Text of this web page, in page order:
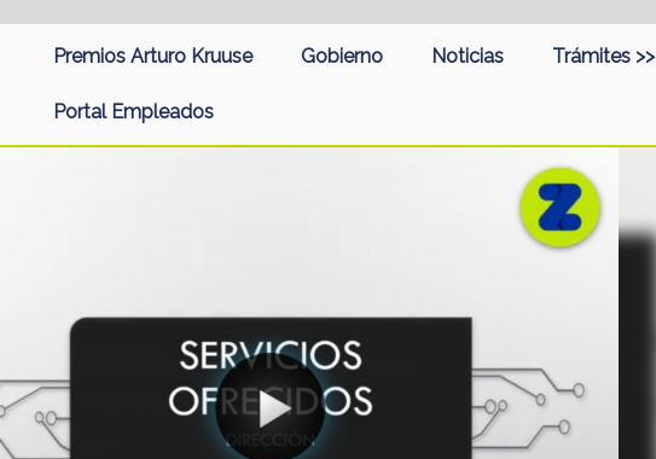
Premios Arturo Kruuse Gobierno Noticias Trámites >>
Portal Empleados